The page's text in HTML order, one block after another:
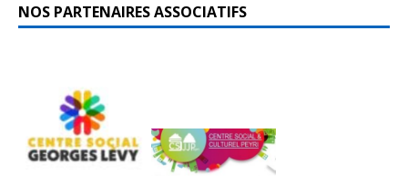
NOS PARTENAIRES ASSOCIATIFS